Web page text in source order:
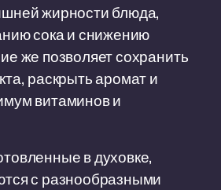
жирности блюда,
сока и снижению
же позволяет сохранить
раскрыть аромат и
витаминов и
в духовке,
с разнообразными